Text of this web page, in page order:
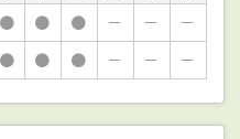
● ● ● － －
－
● ● ● － － －